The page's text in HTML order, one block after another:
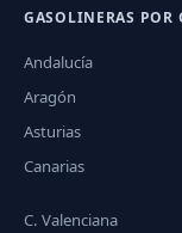
GASOLINERAS
Andalucía
Aragón
Asturias
Canarias
C. Valenciana